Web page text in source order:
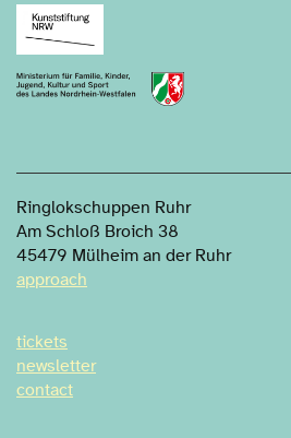
Ringlokschuppen Ruhr
Am Schloß Broich 38
45479 Mülheim an der Ruhr
approach
tickets
newsletter
contact